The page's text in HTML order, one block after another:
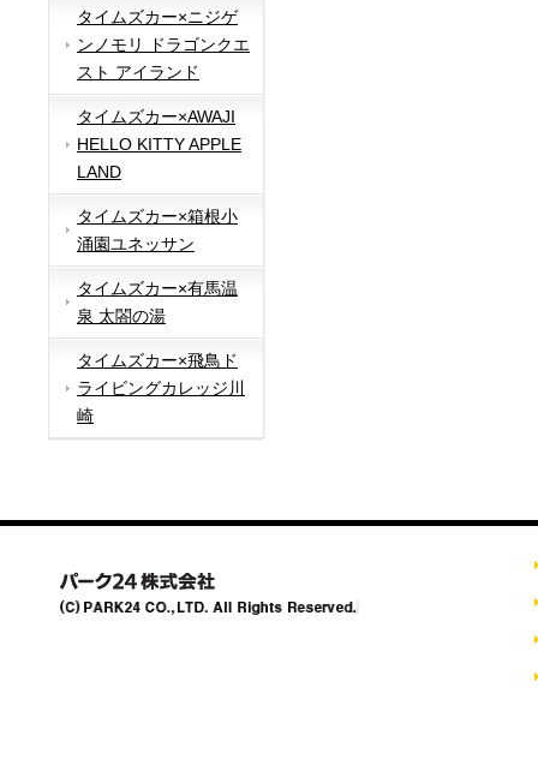
タイムズカー×ニジゲ
ンノモリ ドラゴンクエ
スト アイランド
タイムズカー×AWAJI
HELLO KITTY APPLE
LAND
タイムズカー×箱根小
涌園ユネッサン
タイムズカー×有馬温
泉 太閤の湯
タイムズカー×飛鳥ド
ライビングカレッジ川
崎